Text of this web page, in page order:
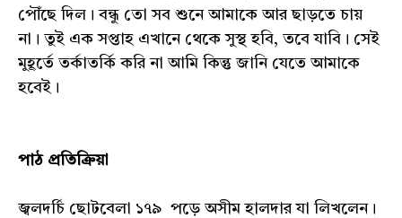
পৌঁছে দিল। বন্ধু তো সব শুনে আমাকে আর ছাড়তে চায়
না। তুই এক সপ্তাহ এখানে থেকে সুস্থ হবি, তবে যাবি। সেই
মুহূর্তে তর্কাতর্কি করি না আমি কিন্তু জানি যেতে আমাকে
হবেই।
পাঠ প্রতিক্রিয়া
জ্বলদর্চি ছোটবেলা ১৭৯ পড়ে অসীম হালদার যা লিখলেন।